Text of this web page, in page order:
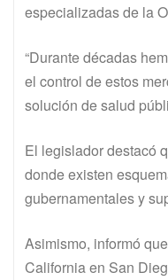
especializadas de la
“Durante décadas
el control de estos
solución de salud
El legislador destacó
donde existen
gubernamentales y
Asimismo, informó
California en San